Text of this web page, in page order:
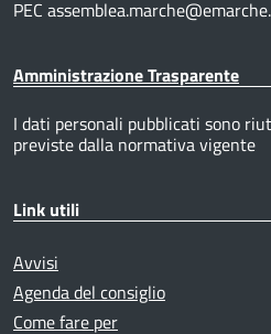
PEC
Amministrazione Trasparente
I dati personali pubblicati sono
previste dalla normativa vigente
Link utili
Avvisi
Agenda del consiglio
Come fare per